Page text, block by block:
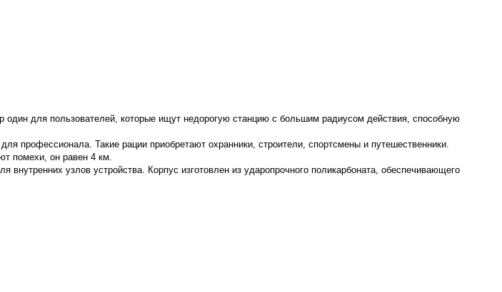
для пользователей, которые ищут недорогую станцию с большим радиусом действия, способную
Такие рации приобретают охранники, строители, спортсмены и путешественники.
помехи, он равен 4 км.
узлов устройства. Корпус изготовлен из ударопрочного поликарбоната, обеспечивающего